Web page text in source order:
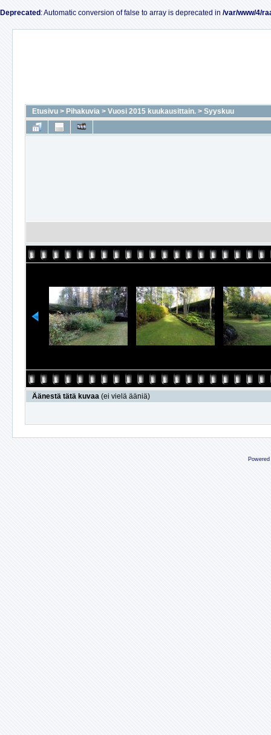
Deprecated : Automatic conversion of false to array is deprecated in /var/www/4/
Etusivu > Pihakuvia > Vuosi 2015 kuukausittain. > Syyskuu
Äänestä tätä kuvaa (ei vielä ääniä)